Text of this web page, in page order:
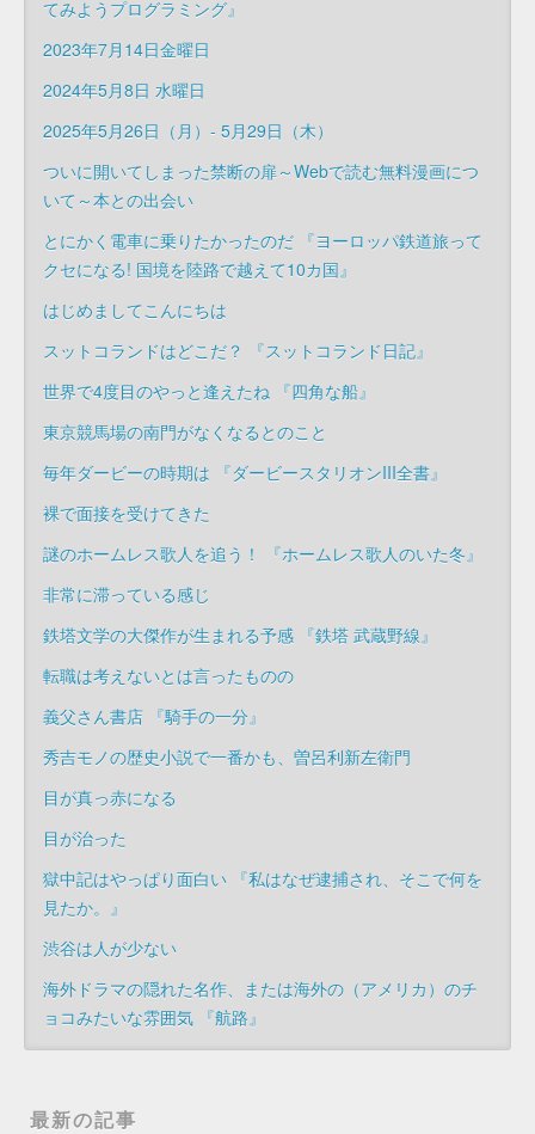
てみようプログラミング』
2023年7月14日金曜日
2024年5月8日 水曜日
2025年5月26日（月）- 5月29日（木）
ついに開いてしまった禁断の扉～Webで読む無料漫画につ
いて～本との出会い
とにかく電車に乗りたかったのだ 『ヨーロッパ鉄道旅って
クセになる! 国境を陸路で越えて10カ国』
はじめましてこんにちは
スットコランドはどこだ？ 『スットコランド日記』
世界で4度目のやっと逢えたね 『四角な船』
東京競馬場の南門がなくなるとのこと
毎年ダービーの時期は 『ダービースタリオンIII全書』
裸で面接を受けてきた
謎のホームレス歌人を追う！ 『ホームレス歌人のいた冬』
非常に滞っている感じ
鉄塔文学の大傑作が生まれる予感 『鉄塔 武蔵野線』
転職は考えないとは言ったものの
義父さん書店 『騎手の一分』
秀吉モノの歴史小説で一番かも、曽呂利新左衛門
目が真っ赤になる
目が治った
獄中記はやっぱり面白い 『私はなぜ逮捕され、そこで何を
見たか。』
渋谷は人が少ない
海外ドラマの隠れた名作、または海外の（アメリカ）のチ
ョコみたいな雰囲気 『航路』
最新の記事